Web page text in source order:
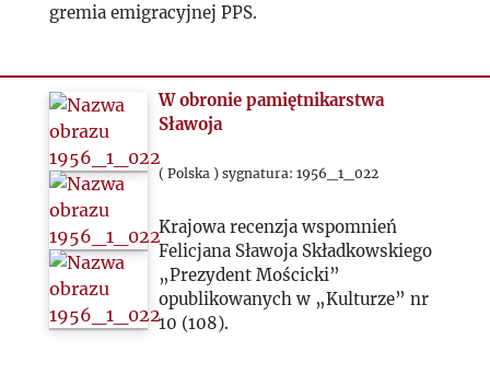
1970
1973
gremia emigracyjnej PPS.
W obronie pamiętnikarstwa
Sławoja
( Polska ) sygnatura: 1956_1_022
Krajowa recenzja wspomnień
Felicjana Sławoja Składkowskiego
„Prezydent Mościcki”
opublikowanych w „Kulturze” nr
10 (108).